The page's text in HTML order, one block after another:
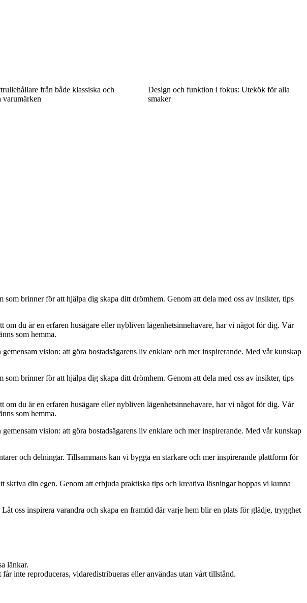
från både klassiska och
varumärken
Design och funktion i fokus: Utekök för alla
smaker
brinner för att hjälpa dig skapa ditt drömhem. Genom att dela med oss av insikter, tips
du är en erfaren husägare eller nybliven lägenhetsinnehavare, har vi något för dig. Vår
som hemma.
vision: att göra bostadsägarens liv enklare och mer inspirerande. Med vår kunskap
brinner för att hjälpa dig skapa ditt drömhem. Genom att dela med oss av insikter, tips
du är en erfaren husägare eller nybliven lägenhetsinnehavare, har vi något för dig. Vår
som hemma.
vision: att göra bostadsägarens liv enklare och mer inspirerande. Med vår kunskap
och delningar. Tillsammans kan vi bygga en starkare och mer inspirerande plattform för
din egen. Genom att erbjuda praktiska tips och kreativa lösningar hoppas vi kunna
oss inspirera varandra och skapa en framtid där varje hem blir en plats för glädje, trygghet
länkar.
inte reproduceras, vidaredistribueras eller användas utan vårt tillstånd.